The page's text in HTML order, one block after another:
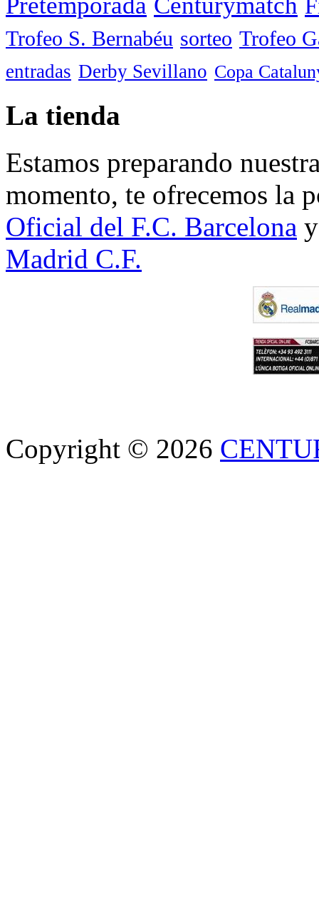
Trofeo S. Bernabéu sorteo Trofeo
entradas Derby Sevillano Copa
La tienda
Estamos preparando
momento, te ofrecemos la
Oficial del F.C. Barcelona
Madrid C.F.
Copyright © 2026